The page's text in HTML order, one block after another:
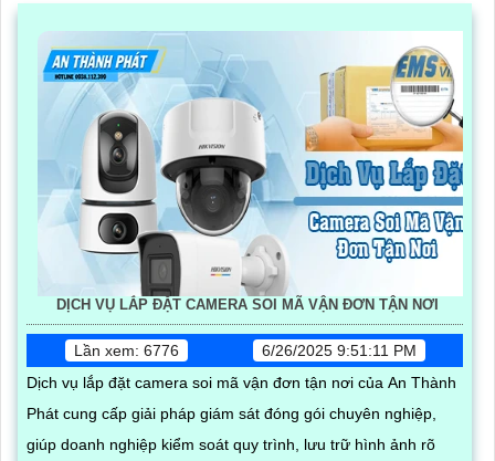
DỊCH VỤ LẮP ĐẶT CAMERA SOI MÃ VẬN ĐƠN TẬN NƠI
Lần xem: 6776
6/26/2025 9:51:11 PM
Dịch vụ lắp đặt camera soi mã vận đơn tận nơi của An Thành
Phát cung cấp giải pháp giám sát đóng gói chuyên nghiệp,
giúp doanh nghiệp kiểm soát quy trình, lưu trữ hình ảnh rõ